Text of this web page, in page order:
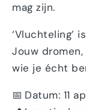
mag zijn.
‘Vluchteling’
Jouw
wie je écht
📅 Datum: 11